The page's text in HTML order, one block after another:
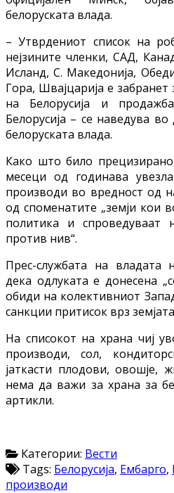
белоруската влада.
– Утврдениот список на
нејзините членки, САД,
Исланд, С. Македонија,
Гора, Швајцарија е забранет
на Белорусија и
Белорусија – се наведува
белоруската влада.
Како што било
месеци од годинава
производи во вредност од
од споменатите „земји кои
политика и спроведуваат
против нив“.
Прес-службата на владата
дека одлуката е донесена
обиди на колективниот
санкции притисок врз
На списокот на храна чиј
производи, сол,
јаткасти плодови, овошје,
нема да важи за храна за
артикли.
Категории: Вести
Tags: Белорусија, Ембарго,
производи